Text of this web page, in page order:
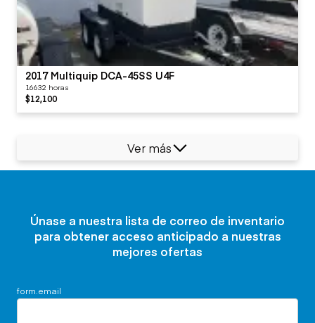
2017 Multiquip DCA-45SS U4F
16632 horas
$12,100
Ver más
Únase a nuestra lista de correo de inventario
para obtener acceso anticipado a nuestras
mejores ofertas
form.email